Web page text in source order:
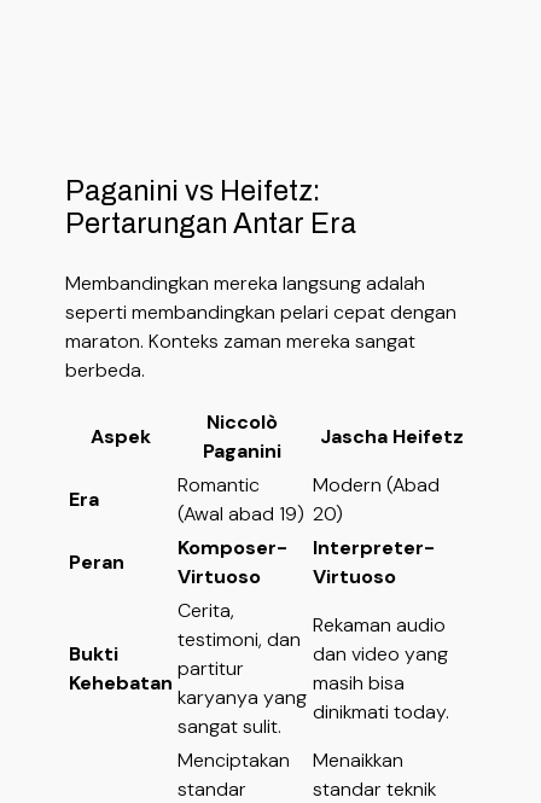
Paganini vs Heifetz:
Pertarungan Antar Era
Membandingkan mereka langsung adalah
seperti membandingkan pelari cepat dengan
maraton. Konteks zaman mereka sangat
berbeda.
Aspek
Niccolò
Paganini
Jascha Heifetz
Era
Romantic
(Awal abad 19)
Modern (Abad
20)
Peran
Komposer-
Virtuoso
Interpreter-
Virtuoso
Bukti
Kehebatan
Cerita,
testimoni, dan
partitur
karyanya yang
sangat sulit.
Rekaman audio
dan video yang
masih bisa
dinikmati today.
Menciptakan
standar
Menaikkan
standar teknik